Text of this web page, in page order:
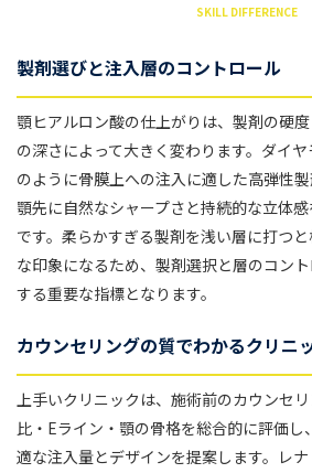
SKILL DIFFERENCE
製剤選びと注入層のコントロール
顎ヒアルロン酸の仕上がりは、製剤の硬
の深さによって大きく変わります。ダイ
のように骨膜上への注入に適した高弾性製
顎先に自然なシャープさと持続的な立体
です。柔らかすぎる製剤を浅い層に打つ
な印象になるため、製剤選択と層のコン
する重要な指標となります。
カウンセリングの質でわかるクリニ
上手いクリニックは、施術前のカウンセ
比・Eライン・顎の骨格を総合的に評価し
適な注入量とデザインを提案します。レ